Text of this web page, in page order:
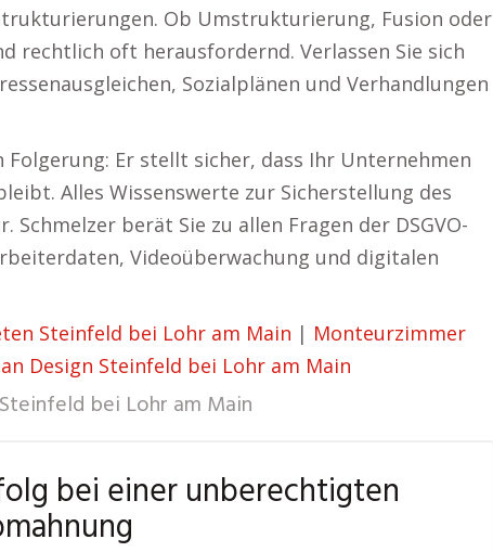
Ob Umstrukturierung, Fusion oder
rechtlich oft herausfordernd. Verlassen Sie sich
Sozialplänen und Verhandlungen
Er stellt sicher, dass Ihr Unternehmen
Alles Wissenswerte zur Sicherstellung des
Schmelzer berät Sie zu allen Fragen der DSGVO-
Videoüberwachung und digitalen
Steinfeld bei Lohr am Main | Monteurzimmer
Design Steinfeld bei Lohr am Main
Steinfeld bei Lohr am Main
bei einer unberechtigten